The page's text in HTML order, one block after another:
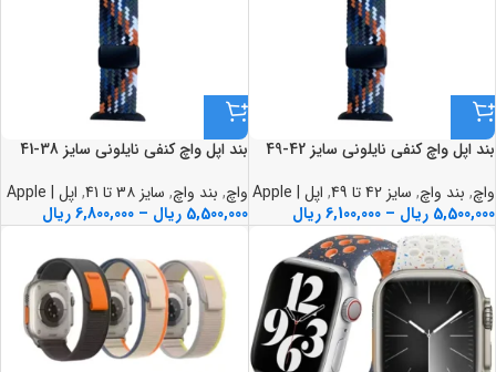
بند اپل واچ کنفي نايلوني سايز 42-49
واچ, بند واچ, سایز 42 تا 49 , اپل | Apple
5,500,000 ریال –
6,100,000ریال
بند اپل واچ کنفي نايلوني سايز 38-41
واچ, بند واچ, سایز 3۸ تا 41 , اپل | Apple
5,500,000 ریال –
6,800,000 ریال